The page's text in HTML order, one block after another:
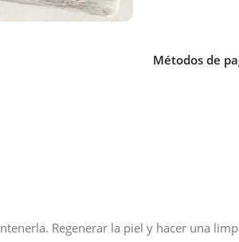
Métodos de
Regenerar la piel y hacer una